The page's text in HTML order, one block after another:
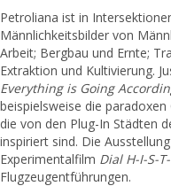
Petroliana ist in
Männlichkeitsbilder von
Arbeit; Bergbau und Ernte;
Extraktion und Kultivierung.
Everything is Going
beispielsweise die
die von den Plug-In Städten
inspiriert sind. Die
Experimentalfilm Dial H-I-S-
Flugzeugentführungen.